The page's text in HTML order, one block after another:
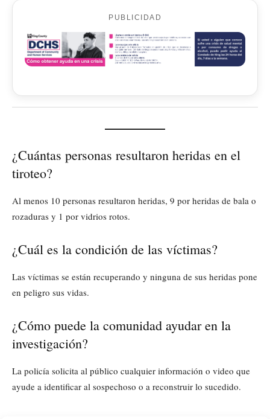
PUBLICIDAD
¿Cuántas personas resultaron heridas en el
tiroteo?
Al menos 10 personas resultaron heridas, 9 por heridas de bala o
rozaduras y 1 por vidrios rotos.
¿Cuál es la condición de las víctimas?
Las víctimas se están recuperando y ninguna de sus heridas pone
en peligro sus vidas.
¿Cómo puede la comunidad ayudar en la
investigación?
La policía solicita al público cualquier información o video que
ayude a identificar al sospechoso o a reconstruir lo sucedido.